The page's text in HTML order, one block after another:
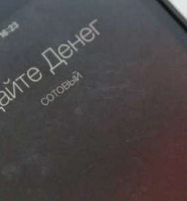
зарплатного
вошли в топ‑15
и фармацевтики
Волгограда стартует
через Волго‑Донской